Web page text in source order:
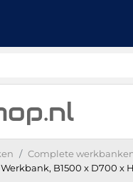
.nl
Complete
B1500 x D700 x